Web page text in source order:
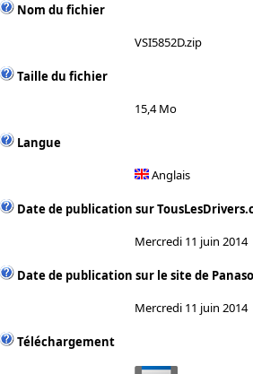
Nom du fichier
VSI5852D.zip
Taille du fichier
15,4 Mo
Langue
Anglais
Date de publication sur
Mercredi 11 juin 2014
Date de publication sur le site de
Mercredi 11 juin 2014
Téléchargement